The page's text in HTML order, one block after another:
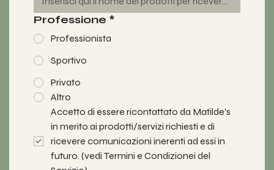
Professione *
Professionista
Sportivo
Privato
Altro
Accetto di essere ricontattato da Matilde's
in merito ai prodotti/servizi richiesti e di
ricevere comunicazioni inerenti ad essi in
futuro. (vedi Termini e Condizionei del